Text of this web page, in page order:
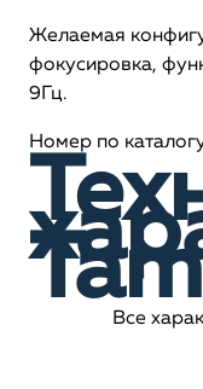
Желаемая
фокусировка,
9Гц.
Номер по
Все